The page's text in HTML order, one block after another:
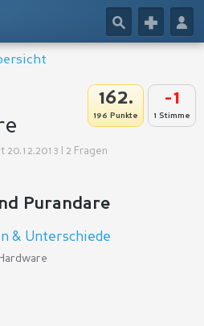
👤
+
🔎
-1
1 Stimme
162.
196 Punkte
20.12.2013 | 2 Fragen
Purandare
& Unterschiede
Hardware